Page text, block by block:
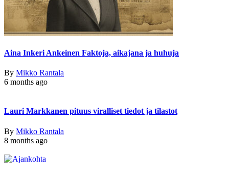
Aina Inkeri Ankeinen Faktoja, aikajana ja huhuja
By Mikko Rantala
6 months ago
Lauri Markkanen pituus viralliset tiedot ja tilastot
By Mikko Rantala
8 months ago